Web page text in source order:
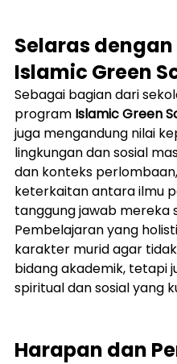
Selaras
Islamic Green
Sebagai bagian dari
program Islamic Green
juga mengandung nilai
lingkungan dan sosial
dan konteks
keterkaitan antara ilmu
tanggung jawab mereka
Pembelajaran yang
karakter murid agar
bidang akademik, tetapi
spiritual dan sosial yang
Harapan dan